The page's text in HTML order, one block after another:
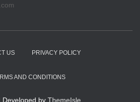
US PRIVACY POLICY
AND CONDITIONS
Developed by ThemeIsle